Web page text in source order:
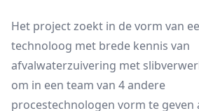
Het project zoekt in de vorm van
technoloog met brede kennis van
afvalwaterzuivering met
om in een team van 4 andere
procestechnologen vorm te geven